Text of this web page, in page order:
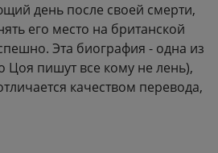
день после своей смерти,
его место на британской
Эта биография - одна из
Цоя пишут все кому не лень),
качеством перевода,
справочного аппарата и т.д.
Joy Division читатель скачает